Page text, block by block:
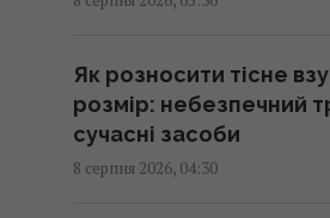
пожежі, є постраждалі
08:09 субота, 08 серпня 2026
Як розносити тісне
розмір: небезпечний
сучасні засоби
8 серпня 2026, 04:30